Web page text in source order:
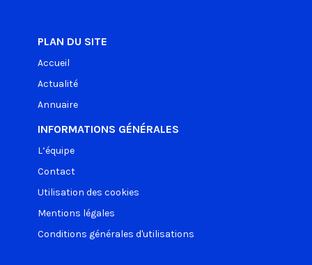
PLAN DU SITE
Accueil
Actualité
Annuaire
INFORMATIONS GÉNÉRALES
L’équipe
Contact
Utilisation des cookies
Mentions légales
Conditions générales d'utilisations